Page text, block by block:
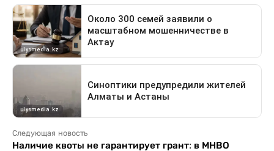
Следующая новость
Наличие квоты не гарантирует грант: в МНВО